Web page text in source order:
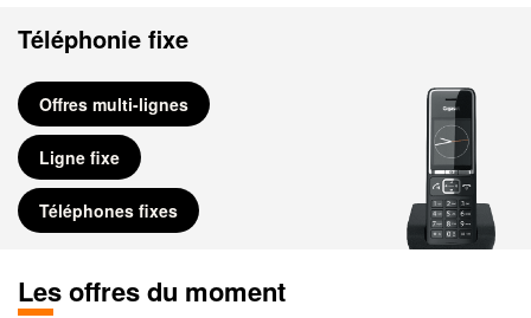
Téléphonie fixe
Offres multi-lignes
Ligne fixe
Téléphones fixes
Les offres du moment